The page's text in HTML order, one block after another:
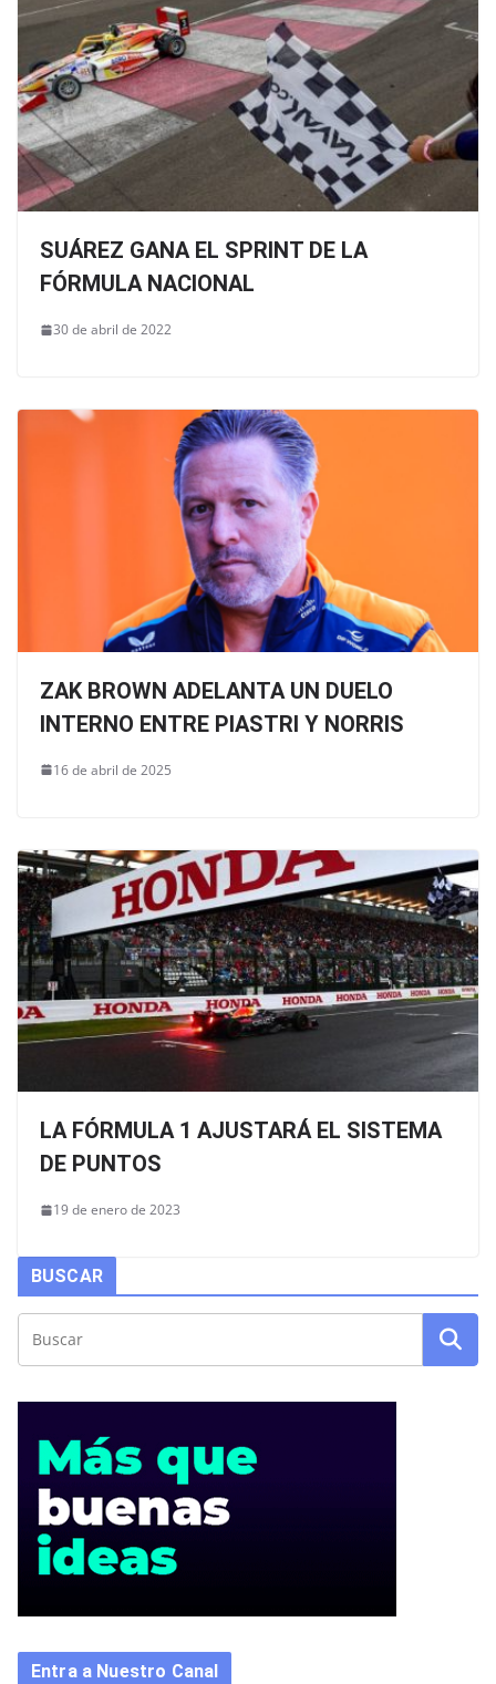
SUÁREZ GANA EL SPRINT DE LA
FÓRMULA NACIONAL
30 de abril de 2022
ZAK BROWN ADELANTA UN DUELO
INTERNO ENTRE PIASTRI Y NORRIS
16 de abril de 2025
LA FÓRMULA 1 AJUSTARÁ EL SISTEMA
DE PUNTOS
19 de enero de 2023
BUSCAR
Entra a Nuestro Canal